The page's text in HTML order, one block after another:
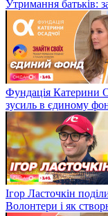
Утримання батьків:
Фундація Катерини
зусиль в єдиному
Ігор Ласточкін
Волонтери і як